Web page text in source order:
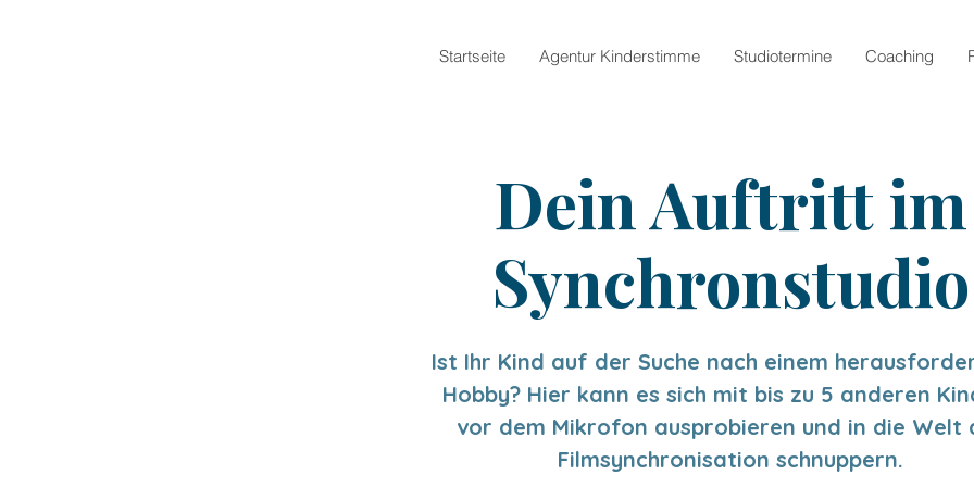
Startseite Agentur Kinderstimme Studiotermine Coaching
Dein Auftritt im
Synchronstudio
Ist Ihr Kind auf der Suche nach einem
Hobby? Hier kann es sich mit bis zu 5 anderen
vor dem Mikrofon ausprobieren und in die Welt
Filmsynchronisation schnuppern.